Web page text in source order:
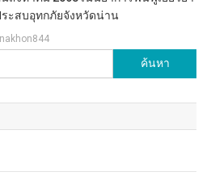
ระสบอุทกภัยจังหวัดน่าน
สำหรับ: